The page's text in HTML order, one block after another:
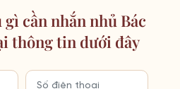
cần nhắn nhủ Bác
thông tin dưới đây